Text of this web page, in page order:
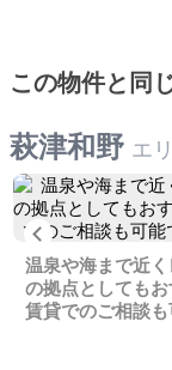
この物件と同
萩津和野 エ
Previous
温泉や海まで近
の拠点としてもお
賃貸でのご相談